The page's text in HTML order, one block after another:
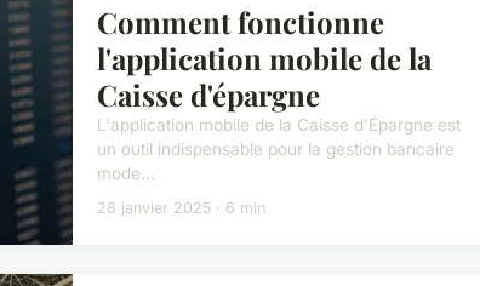
Comment fonctionne
l'application mobile de la
Caisse d'épargne
L'application mobile de la Caisse d'Épargne est
un outil indispensable pour la gestion bancaire
mode...
28 janvier 2025 · 6 min